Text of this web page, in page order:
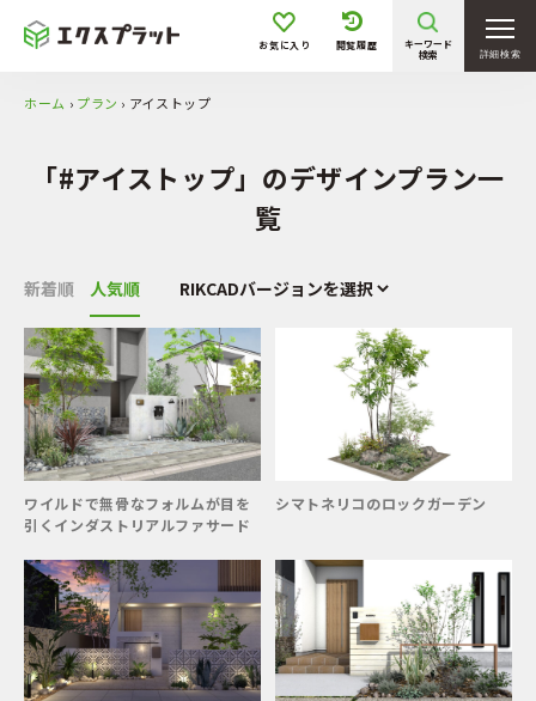
詳細検索
お気に入り 閲覧履歴
キーワード
検索
ホーム › プラン › アイストップ
「#アイストップ」のデザインプラン一
覧
新着順 人気順
ワイルドで無骨なフォルムが目を
引くインダストリアルファサード
シマトネリコのロックガーデン